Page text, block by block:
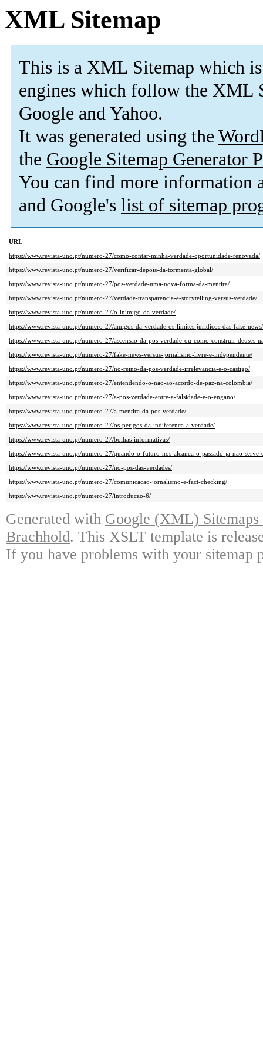
XML Sitemap
This is a XML Sitemap which is
engines which follow the XML
Google and Yahoo.
It was generated using the
the Google Sitemap Generator
You can find more information
and Google's list of sitemap
URL
https://www.revista-uno.pt/numero-27/como-contar-minha-verdade-oportunidade-renovada/
https://www.revista-uno.pt/numero-27/verificar-depois-da-tormenta-global/
https://www.revista-uno.pt/numero-27/pos-verdade-uma-nova-forma-da-mentira/
https://www.revista-uno.pt/numero-27/verdade-transparencia-e-storytelling-versus-verdade/
https://www.revista-uno.pt/numero-27/o-inimigo-da-verdade/
https://www.revista-uno.pt/numero-27/amigos-da-verdade-os-limites-juridicos-das-fake-news/
https://www.revista-uno.pt/numero-27/ascensao-da-pos-verdade-ou-como-construir-deuses-
https://www.revista-uno.pt/numero-27/fake-news-versus-jornalismo-livre-e-independente/
https://www.revista-uno.pt/numero-27/no-reino-da-pos-verdade-irrelevancia-e-o-castigo/
https://www.revista-uno.pt/numero-27/entendendo-o-nao-ao-acordo-de-paz-na-colombia/
https://www.revista-uno.pt/numero-27/a-pos-verdade-entre-a-falsidade-e-o-engano/
https://www.revista-uno.pt/numero-27/a-mentira-da-pos-verdade/
https://www.revista-uno.pt/numero-27/os-perigos-da-indiferenca-a-verdade/
https://www.revista-uno.pt/numero-27/bolhas-informativas/
https://www.revista-uno.pt/numero-27/quando-o-futuro-nos-alcanca-o-passado-ja-nao-serve-
https://www.revista-uno.pt/numero-27/no-pos-das-verdades/
https://www.revista-uno.pt/numero-27/comunicacao-jornalismo-e-fact-checking/
https://www.revista-uno.pt/numero-27/introducao-6/
Generated with Google (XML)
Brachhold. This XSLT template is
If you have problems with your sitemap